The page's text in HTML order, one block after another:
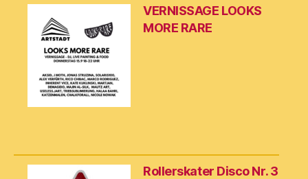
VERNISSAGE LOOKS
MORE RARE
Rollerskater Disco Nr. 3